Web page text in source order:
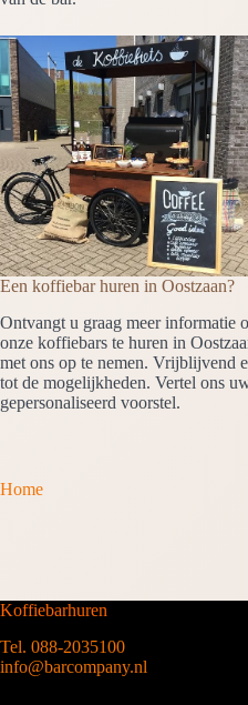
Een koffiebar huren in Oostzaan?
Ontvangt u graag meer informatie
onze koffiebars te huren in
met ons op te nemen. Vrijblijvend
tot de mogelijkheden. Vertel ons
gepersonaliseerd voorstel.
Home
Koffiebarhuren
Tel. 088-2035100
info@barcompany.nl